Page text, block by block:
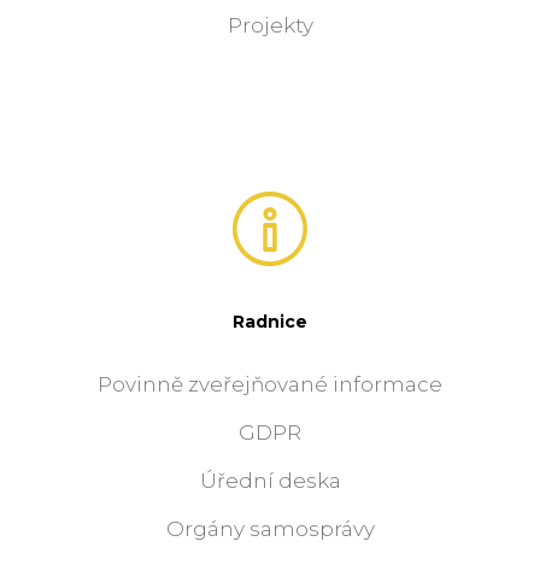
Projekty
Radnice
Povinně zveřejňované informace
GDPR
Úřední deska
Orgány samosprávy